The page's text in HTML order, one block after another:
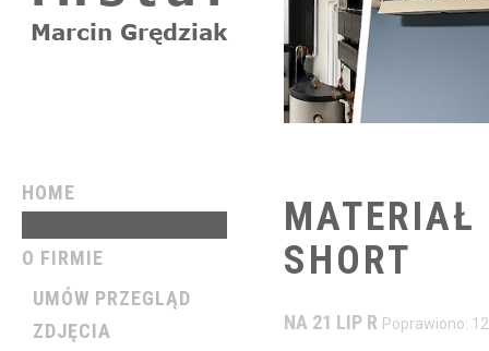
HOME
O FIRMIE
UMÓW PRZEGLĄD
ZDJĘCIA
MATERIAŁ
SHORT
NA 21 LIP R Poprawiono: